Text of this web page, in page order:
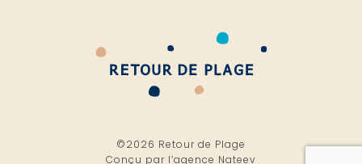
©2026 Retour de Plage
Conçu par l’agence Nateev